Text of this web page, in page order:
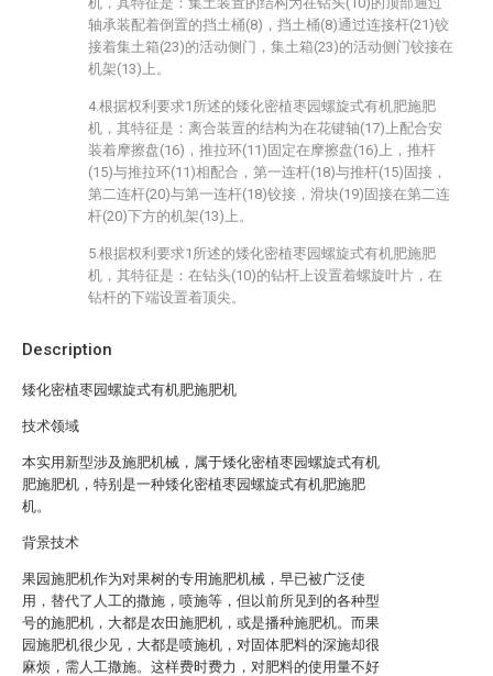
Description
矮化密植枣园螺旋式有机肥施肥机
技术领域
本实用新型涉及施肥机械，属于矮化密植枣园螺旋式有机
肥施肥机，特别是一种矮化密植枣园螺旋式有机肥施肥
机。
背景技术
果园施肥机作为对果树的专用施肥机械，早已被广泛使
用，替代了人工的撒施，喷施等，但以前所见到的各种型
号的施肥机，大都是农田施肥机，或是播种施肥机。而果
园施肥机很少见，大都是喷施机，对固体肥料的深施却很
麻烦，需人工撒施。这样费时费力，对肥料的使用量不好
轴承装配着倒置的挡土桶(8)，挡土桶(8)通过连接杆(21)铰
接着集土箱(23)的活动侧门，集土箱(23)的活动侧门铰接在
机架(13)上。
4.根据权利要求1所述的矮化密植枣园螺旋式有机肥施肥
机，其特征是：离合装置的结构为在花键轴(17)上配合安
装着摩擦盘(16)，推拉环(11)固定在摩擦盘(16)上，推杆
(15)与推拉环(11)相配合，第一连杆(18)与推杆(15)固接，
第二连杆(20)与第一连杆(18)铰接，滑块(19)固接在第二连
杆(20)下方的机架(13)上。
5.根据权利要求1所述的矮化密植枣园螺旋式有机肥施肥
机，其特征是：在钻头(10)的钻杆上设置着螺旋叶片，在
钻杆的下端设置着顶尖。